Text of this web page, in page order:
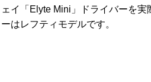
ェイ「Elyte Mini」ドライバーを
ーはレフティモデルです。